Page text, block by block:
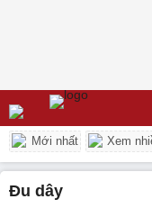
Mới nhất Xem
đu dây